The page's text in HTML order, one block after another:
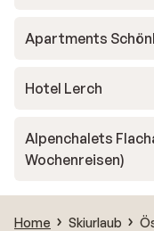
Apartments
Hotel Lerch
Alpenchalets
Wochenreisen)
Home Skiurlaub